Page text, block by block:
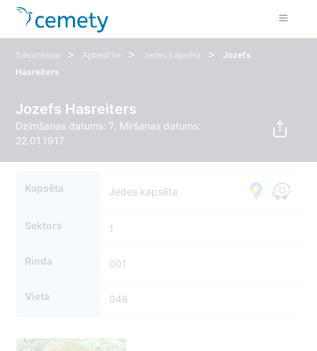
Sākumlapa > Apbedītie > Jedes kapsēta >
Jozefs
Hasreiters
Jozefs Hasreiters
Dzimšanas datums: ?, Miršanas datums:
22.01.1917
Kapsēta Jedes kapsēta
Sektors 1
Rinda 001
Vieta 048